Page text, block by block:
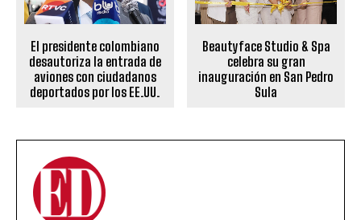
El presidente colombiano
desautoriza la entrada de
aviones con ciudadanos
deportados por los EE.UU.
Beautyface Studio & Spa
celebra su gran
inauguración en San Pedro
Sula